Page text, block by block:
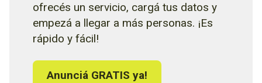
ofrecés un servicio, cargá tus datos y
empezá a llegar a más personas. ¡Es
rápido y fácil!
Anunciá GRATIS ya!